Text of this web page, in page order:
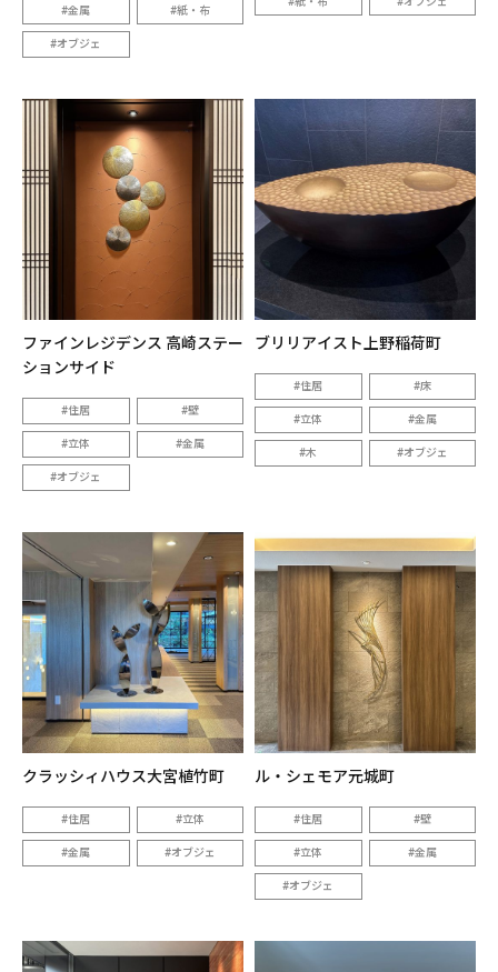
金属 紙・布
オブジェ
ファインレジデンス 高崎ステー
ションサイド
住居 壁
立体 金属
オブジェ
ブリリアイスト上野稲荷町
住居 床
立体 金属
木 オブジェ
クラッシィハウス大宮植竹町
住居 立体
金属 オブジェ
ル・シェモア元城町
住居 壁
立体 金属
オブジェ